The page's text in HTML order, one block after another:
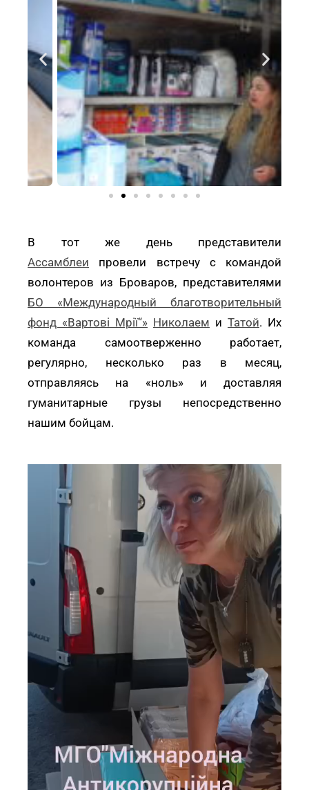
В тот же день представители
Ассамблеи провели встречу с командой
волонтеров из Броваров, представителями
БО «Международный благотворительный
фонд «Вартові Мрії“» Николаем и Татой. Их
команда самоотверженно работает,
регулярно, несколько раз в месяц,
отправляясь на «ноль» и доставляя
гуманитарные грузы непосредственно
нашим бойцам.